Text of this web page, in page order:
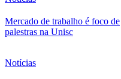
Mercado de trabalho é foco de
palestras na Unisc
Notícias